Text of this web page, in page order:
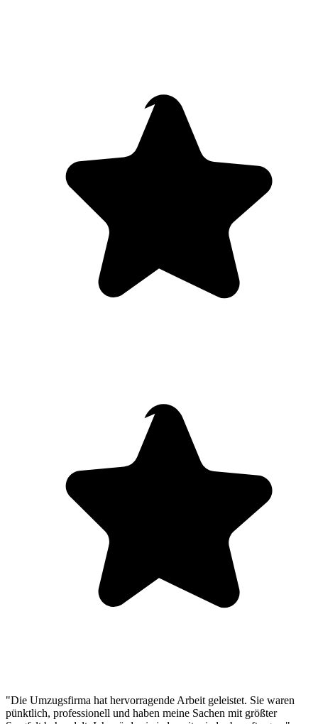
"Die Umzugsfirma hat hervorragende Arbeit geleistet. Sie waren
pünktlich, professionell und haben meine Sachen mit größter